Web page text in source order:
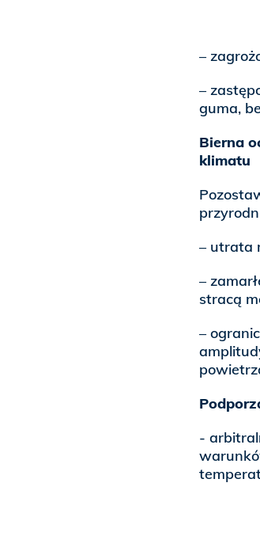
–
–
guma,
Bierna
klimatu
– utrata
–
stracą
–
-